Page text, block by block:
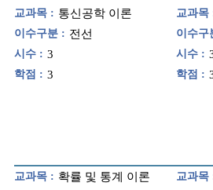
교과목 : 통신공학 이론
이수구분 : 전선
시수 : 3
학점 : 3
교과목
이수구
시수 :
학점 :
교과목 : 확률 및 통계 이론 교과목